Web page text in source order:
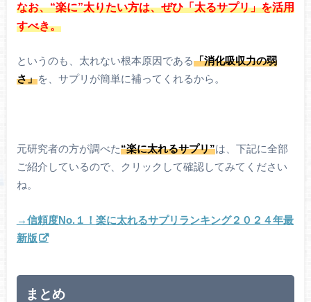
なお、“楽に”太りたい方は、ぜひ「太るサプリ」を活用
すべき。
というのも、太れない根本原因である「消化吸収力の弱
さ」を、サプリが簡単に補ってくれるから。
元研究者の方が調べた“楽に太れるサプリ”は、下記に全部
ご紹介しているので、クリックして確認してみてください
ね。
→信頼度No.１！楽に太れるサプリランキング２０２４年最
新版
まとめ